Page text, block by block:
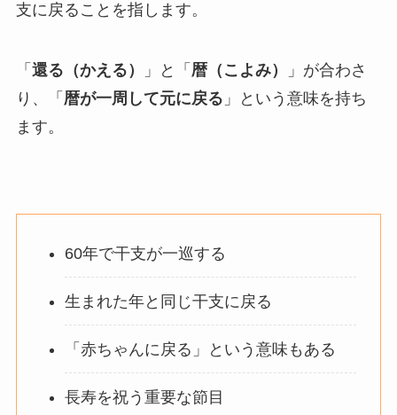
支に戻ることを指します。
「 還る（かえる） 」と「 暦（こよみ）
」が合わさ
り、「 暦が一周して元に戻る 」という意味を持ち
ます。
60年で干支が一巡する
生まれた年と同じ干支に戻る
「赤ちゃんに戻る」という意味もある
長寿を祝う重要な節目